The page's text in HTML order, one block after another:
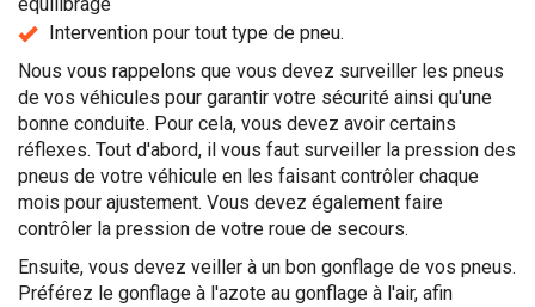
Intervention pour tout type de pneu.
Nous vous rappelons que vous devez surveiller les pneus
de vos véhicules pour garantir votre sécurité ainsi qu'une
bonne conduite. Pour cela, vous devez avoir certains
réflexes. Tout d'abord, il vous faut surveiller la pression des
pneus de votre véhicule en les faisant contrôler chaque
mois pour ajustement. Vous devez également faire
contrôler la pression de votre roue de secours.
Ensuite, vous devez veiller à un bon gonflage de vos pneus.
Préférez le gonflage à l'azote au gonflage à l'air, afin